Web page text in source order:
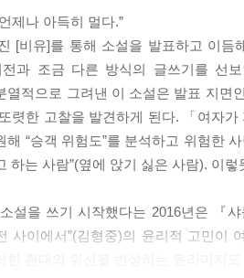
제나 아득히 멀다.”
[비유]를 통해 소설을 발표하고 이
과 조금 다른 방식의 글쓰기를 선
열적으로 그려낸 이 소설은 발표 지면
렷한 고찰을 발견하게 된다. 「여자
해 “승객 위험도”를 분석하고 위험한
하는 사람”(옆에 앉기 싫은 사람). 이
설을 쓰기 시작했다는 2016년은 『
사이에서”(김형중)의 윤리적 고민이